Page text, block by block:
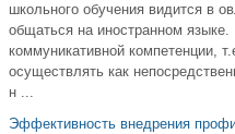
школьного обучения видится в
общаться на иностранном
коммуникативной компетенции,
осуществлять как
н ...
Эффективность внедрения